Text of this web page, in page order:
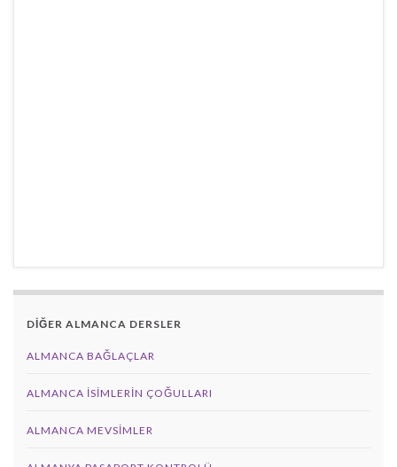
DİĞER ALMANCA DERSLER
ALMANCA BAĞLAÇLAR
ALMANCA İSIMLERIN ÇOĞULLARI
ALMANCA MEVSIMLER